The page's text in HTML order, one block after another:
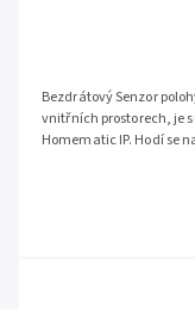
Bezdrátový Senzor
vnitřních prostorech, je
Homematic IP. Hodí se